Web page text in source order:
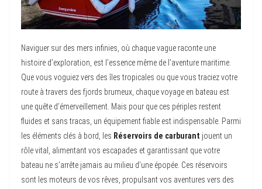
Naviguer sur des mers infinies, où chaque vague raconte une
histoire d’exploration, est l’essence même de l’aventure maritime.
Que vous voguiez vers des îles tropicales ou que vous traciez votre
route à travers des fjords brumeux, chaque voyage en bateau est
une quête d’émerveillement. Mais pour que ces périples restent
fluides et sans tracas, un équipement fiable est indispensable. Parmi
les éléments clés à bord, les Réservoirs de carburant jouent un
rôle vital, alimentant vos escapades et garantissant que votre
bateau ne s’arrête jamais au milieu d’une épopée. Ces réservoirs
sont les moteurs de vos rêves, propulsant vos aventures vers des